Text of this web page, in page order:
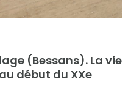
(Bessans). La vie
début du XXe